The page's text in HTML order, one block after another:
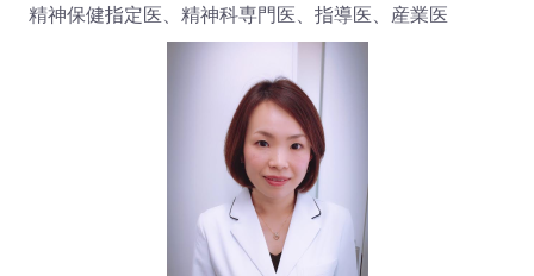
精神保健指定医、精神科専門医、指導医、産業医